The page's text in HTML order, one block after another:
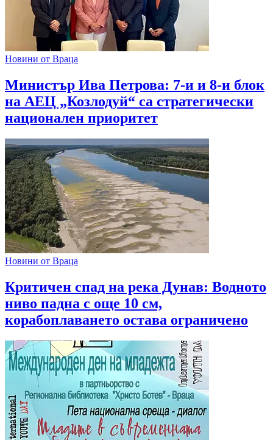
Новини от Враца
Министър Ива Петрова: 7-и и 8-и блок
на АЕЦ „Козлодуй“ са стратегически
национален приоритет
Новини от Враца
Критичен спад на река Дунав: Водното
ниво падна с още 10 см,
корабоплаването остава ограничено